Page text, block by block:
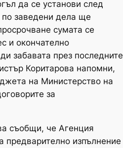
да се установи след
по заведени дела ще
сумата се
и окончателно
забавата през последните
Коритарова напомни,
на Министерство на
за
съобщи, че Агенция
предварително изпълнение